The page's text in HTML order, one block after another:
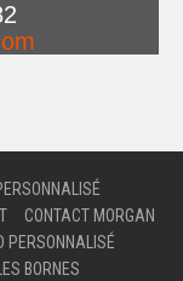
CONTACT MORGAN
PERSONNALISÉ
BORNES